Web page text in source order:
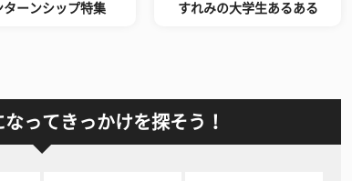
ターンシップ特集 すれみの大学生あるある
ってきっかけを探そう！